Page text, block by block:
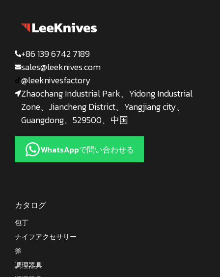
+86 139 6742 7189
sales@leeknives.com
@leeknivesfactory
Zhaochang Industrial Park、Yidong Industrial
Zone、Jiancheng District、Yangjiang city、
Guangdong、529500、中国
WhatsAppで問い合わせる
カタログ
包丁
ナイフアクセサリー
斧
調理器具